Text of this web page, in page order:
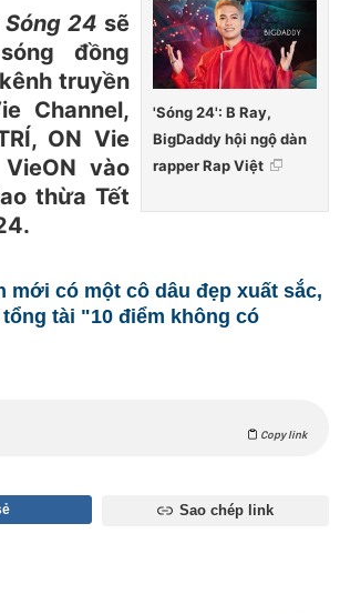
'Sóng 24': B Ray,
BigDaddy hội ngộ dàn
rapper Rap Việt
Sóng 24 sẽ
đồng
truyền
Channel,
ON Vie
vào
thừa Tết
mới có một cô dâu đẹp xuất sắc,
tài "10 điểm không có
Copy link
Sao chép link